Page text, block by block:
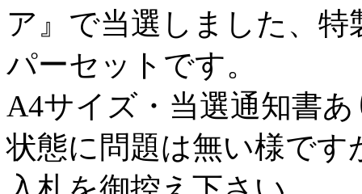
ア』で当選しました、
パーセットです。
A4サイズ・当選通知書あ
状態に問題は無い様で